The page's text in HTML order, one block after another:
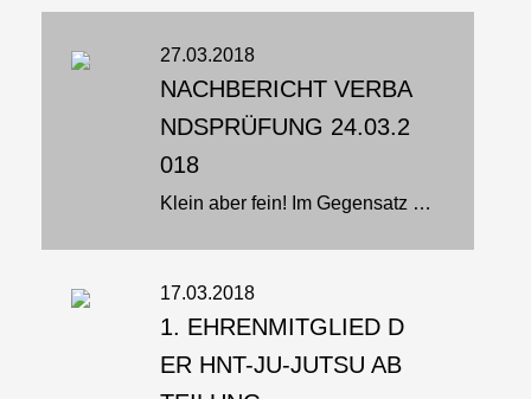
27.03.2018
NACHBERICHT VERBA
NDSPRÜFUNG 24.03.2
018
Klein aber fein! Im Gegensatz zur letzten Verbandsprüfung mit 3 vollen Prüfungskommissionen war diese Verbandsprüfung mit ihren 5 Teilnehmern sehr überschaubar…
17.03.2018
1. EHRENMITGLIED D
ER HNT-JU-JUTSU AB